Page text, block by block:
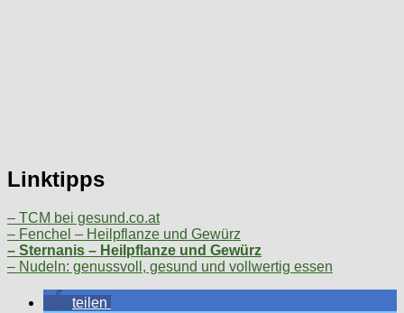
Linktipps
– TCM bei gesund.co.at
– Fenchel – Heilpflanze und Gewürz
– Sternanis – Heilpflanze und Gewürz
– Nudeln: genussvoll, gesund und vollwertig essen
teilen